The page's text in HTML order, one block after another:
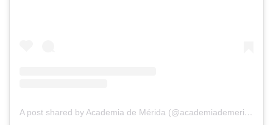
A post shared by Academia de Mérida (@academiademerida)